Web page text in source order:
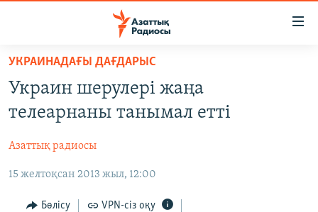
Skip
main
content
to
Navigation
САЯСАТ
AZATTYQTV
ҚАҢТАР ОҚИҒАСЫ
АДАМ ҚҰҚЫҚТАРЫ
ӘЛЕУМЕТ
УКРАИНАДАҒЫ ДАҒДАРЫС
Украин шерулері жаңа
телеарнаны танымал етті
Азаттық радиосы
15 желтоқсан 2013 жыл, 12:00
Бөлісу VPN-сіз оқу